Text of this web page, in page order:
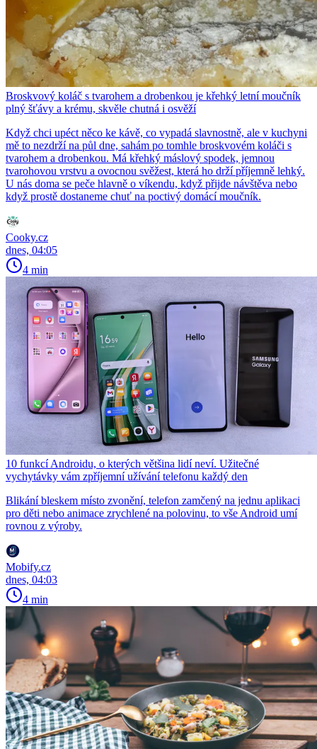
Broskvový koláč s tvarohem a drobenkou je křehký letní moučník
plný šťávy a krému, skvěle chutná i osvěží
Když chci upéct něco ke kávě, co vypadá slavnostně, ale v kuchyni
mě to nezdrží na půl dne, sahám po tomhle broskvovém koláči s
tvarohem a drobenkou. Má křehký máslový spodek, jemnou
tvarohovou vrstvu a ovocnou svěžest, která ho drží příjemně lehký.
U nás doma se peče hlavně o víkendu, když přijde návštěva nebo
když prostě dostaneme chuť na poctivý domácí moučník.
Cooky.cz
dnes, 04:05
4 min
10 funkcí Androidu, o kterých většina lidí neví. Užitečné
vychytávky vám zpříjemní užívání telefonu každý den
Blikání bleskem místo zvonění, telefon zamčený na jednu aplikaci
pro děti nebo animace zrychlené na polovinu, to vše Android umí
rovnou z výroby.
Mobify.cz
dnes, 04:03
4 min